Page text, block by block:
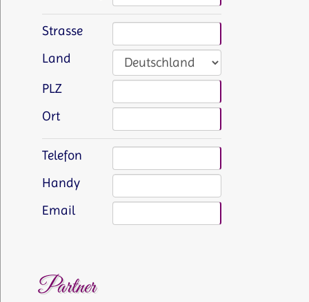
Strasse
Land
PLZ
Ort
Telefon
Handy
Email
Partner